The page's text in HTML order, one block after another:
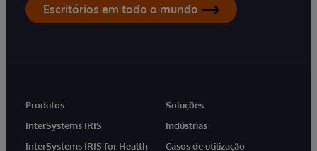
Escritórios em todo o mundo
Produtos
InterSystems IRIS
InterSystems IRIS for Health
Soluções
Indústrias
Casos de utilização